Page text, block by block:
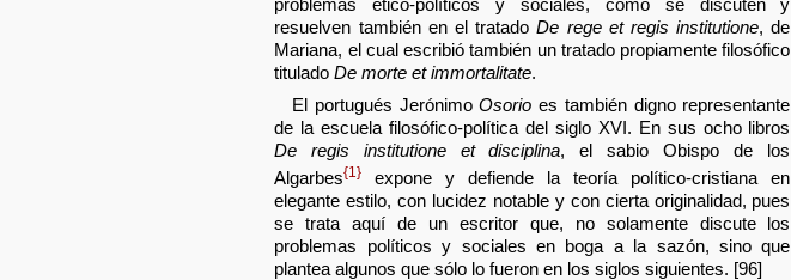
problemas ético-políticos y sociales, como se discuten y
resuelven también en el tratadoDe rege et regis institutione, de
Mariana, el cual escribió también un tratado propiamente filosófico
tituladoDe morte et immortalitate.
El portugués JerónimoOsorio es también digno representante
de la escuela filosófico-política del siglo XVI. En sus ocho libros
De regis institutione et disciplina, el sabio Obispo de los
Algarbes{1}
expone y defiende la teoría político-cristiana en
elegante estilo, con lucidez notable y con cierta originalidad, pues
se trata aquí de un escritor que, no solamente discute los
problemas políticos y sociales en boga a la sazón, sino que
plantea algunos que sólo lo fueron en los siglos siguientes. [96]